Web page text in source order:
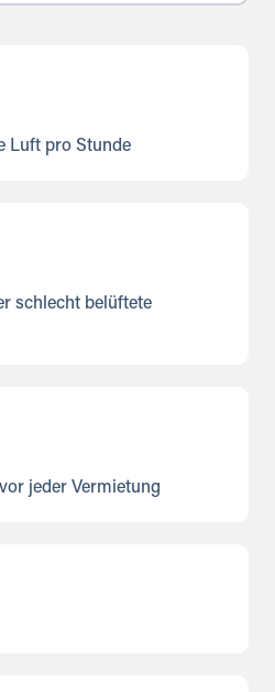
Luft pro Stunde
schlecht belüftete
jeder Vermietung